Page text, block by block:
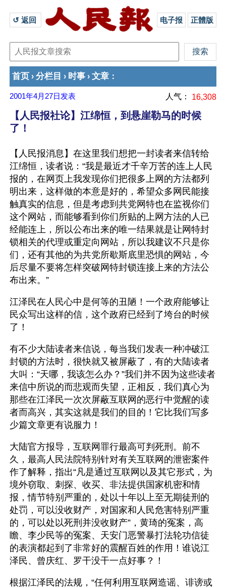
↺ 返回 电子报 正體版
首页 › 分栏目 › 时事 › 文章 ：
2001年4月27日 发表 人气： 16,308
【人民报社论】江绵恒，到悬崖勒马的时候
了！
【人民报消息】在这里我们想把一封读者来信转给
江绵恒，读者说：“我是最近才千辛万苦的连上人民
报的，在网页上我发现你们把很多上网的方法都列
明出来，这样做的本意是好的，希望众多网民能接
触真实的信息，但是考虑到共党网特也在监视你们
这个网站，而能够看到你们所贴的上网方法的人已
经能连上，所以公布出来的唯一结果就是让网特封
锁相关的代理或重定向网站，所以我建议不只是你
们，还有其他的为共党所歇斯底里恐惧的网站，今
后尽量不要将怎样突破网特封锁连接上来的方法公
布出来。”
江泽民在人民心中是何等的丑陋！一个政府能够让
民众写出这样的信，这个政府已经到了垮台的时候
了！
有不少大陆读者来信说，每当我们发表一种冲破江
封锁的方法时，很快就又被屏蔽了，有的大陆读者
大叫：“天哪，我该怎么办？”我们并不因为这些读者
来信中所说的而悲观而失望，正相反，我们真心为
那些在江泽民一次次屏蔽互联网的恶行中觉醒的读
者而高兴，其实这就是我们的目的！它比我们写多
少篇文章更有说服力！
大陆官方报导，互联网罪行最高可判死刑。前不
久，最高人民法院特别针对有关互联网的泄密案件
作了解释，指出“凡是通过互联网以及其它形式，为
境外窃取、刺探、收买、非法提供国家机密和情
报，情节特别严重的，处以十年以上至无期徒刑的
处罚，可以没收财产，对国家和人民危害特别严重
的，可以处以死刑并没收财产”，黄琦的冤案，高
瞻、李少民等的冤案、天安门恶警暴打法轮功信徒
的表演都起到了非常好的震醒百姓的作用！谁说江
泽民、曾庆红、罗干没干一点好事？！
根据江泽民的法规，“任何利用互联网造谣、诽谤或